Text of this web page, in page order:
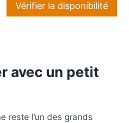
Vérifier la disponibilité
avec un petit
reste l’un des grands